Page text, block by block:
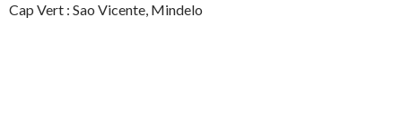
Cap Vert : Sao Vicente, Mindelo